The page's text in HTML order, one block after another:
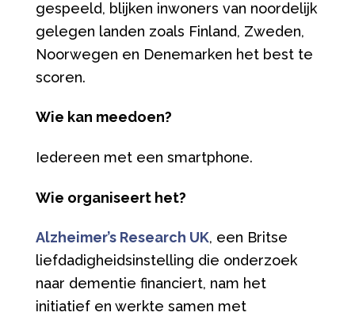
gespeeld, blijken inwoners van noordelijk
gelegen landen zoals Finland, Zweden,
Noorwegen en Denemarken het best te
scoren.
Wie kan meedoen?
Iedereen met een smartphone.
Wie organiseert het?
Alzheimer’s Research UK, een Britse
liefdadigheidsinstelling die onderzoek
naar dementie financiert, nam het
initiatief en werkte samen met